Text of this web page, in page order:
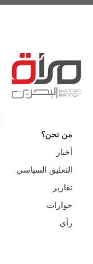
من نحن؟
أخبار
التعليق السياسي
تقارير
حوارات
رأي